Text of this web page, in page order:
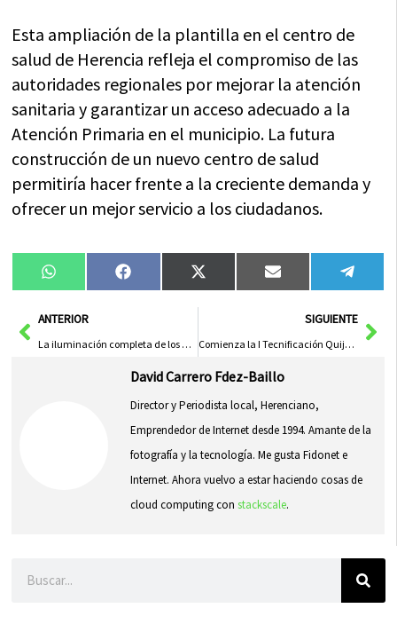
Esta ampliación de la plantilla en el centro de
salud de Herencia refleja el compromiso de las
autoridades regionales por mejorar la atención
sanitaria y garantizar un acceso adecuado a la
Atención Primaria en el municipio. La futura
construcción de un nuevo centro de salud
permitiría hacer frente a la creciente demanda y
ofrecer un mejor servicio a los ciudadanos.
Compartir
en
WhatsAppCompartir
en
FacebookCompartir
en
X
(Twitter)
Compartir
en
Email
en
AntANTERIOR
La iluminación completa de los molinos de viento de Herencia será una realidad en unas semanas
SIGUIENTE
Comienza la I Tecnificación Quijote’s de Balonmano en Herencia con destacados profesionales del deporte
David Carrero Fdez-Baillo
Director y Periodista local, Herenciano,
Emprendedor de Internet desde 1994. Amante de la
fotografía y la tecnología. Me gusta Fidonet e
Internet. Ahora vuelvo a estar haciendo cosas de
cloud computing con stackscale.